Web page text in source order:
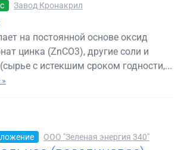
Завод Кронакрил
на постоянной основе оксид
цинка (ZnCO3), другие соли и
с истекшим сроком годности,...
ООО "Зеленая энергия 340"